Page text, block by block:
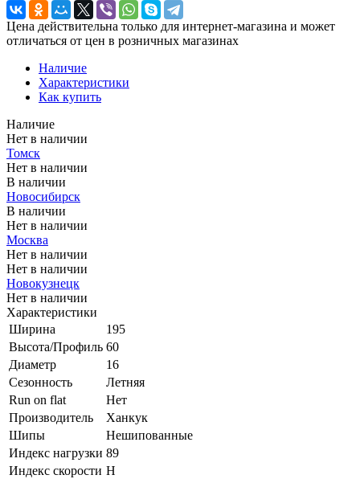
Цена действительна только для интернет-магазина и может
отличаться от цен в розничных магазинах
Наличие
Характеристики
Как купить
Наличие
Нет в наличии
Томск
Нет в наличии
В наличии
Новосибирск
В наличии
Нет в наличии
Москва
Нет в наличии
Нет в наличии
Новокузнецк
Нет в наличии
Характеристики
Ширина
195
Высота/Профиль 60
Диаметр
16
Сезонность
Летняя
Run on flat
Нет
Производитель
Ханкук
Шипы
Нешипованные
Индекс нагрузки 89
Индекс скорости H